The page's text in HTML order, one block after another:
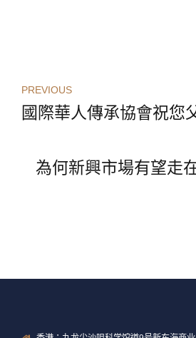
PREVIOUS
國際華人傳承協會祝您
為何新興市場有望走